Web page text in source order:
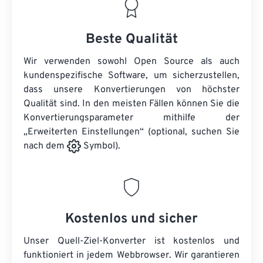
Beste Qualität
Wir verwenden sowohl Open Source als auch
kundenspezifische Software, um sicherzustellen,
dass unsere Konvertierungen von höchster
Qualität sind. In den meisten Fällen können Sie die
Konvertierungsparameter mithilfe der
„Erweiterten Einstellungen“ (optional, suchen Sie
nach dem
Symbol).
Kostenlos und sicher
Unser Quell-Ziel-Konverter ist kostenlos und
funktioniert in jedem Webbrowser. Wir garantieren